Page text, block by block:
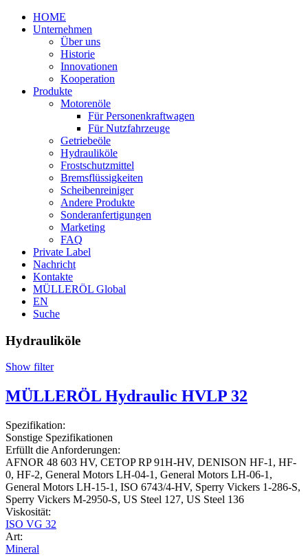
HOME
Unternehmen
Über uns
Historie
Innovationen
Kooperation
Produkte
Motorenöle
Für Personenkraftwagen
Für Nutzfahrzeuge
Getriebeöle
Hydrauliköle
Frostschutzmittel
Bremsflüssigkeiten
Scheibenreiniger
Andere Produkte
Sonderanfertigungen
Marketing
FAQ
Private Label
Nachricht
Kontakte
MÜLLERÖL Global
EN
Suche
Hydrauliköle
Show filter
MÜLLERÖL Hydraulic HVLP 32
Spezifikation:
Sonstige Spezifikationen
Erfüllt die Anforderungen:
AFNOR 48 603 HV, CETOP RP 91H-HV, DENISON HF-1, HF-
0, HF-2, General Motors LH-04-1, General Motors LH-06-1,
General Motors LH-15-1, ISO 6743/4-HV, Sperry Vickers 1-286-S,
Sperry Vickers M-2950-S, US Steel 127, US Steel 136
Viskosität:
ISO VG 32
Art:
Mineral